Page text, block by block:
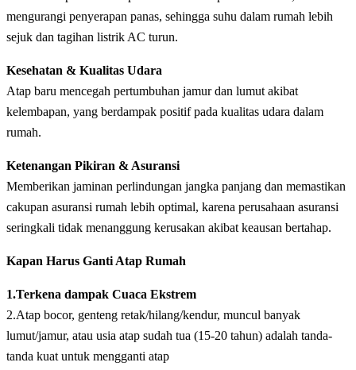
mengurangi penyerapan panas, sehingga suhu dalam rumah lebih
sejuk dan tagihan listrik AC turun.
Kesehatan & Kualitas Udara
Atap baru mencegah pertumbuhan jamur dan lumut akibat
kelembapan, yang berdampak positif pada kualitas udara dalam
rumah.
Ketenangan Pikiran & Asuransi
Memberikan jaminan perlindungan jangka panjang dan memastikan
cakupan asuransi rumah lebih optimal, karena perusahaan asuransi
seringkali tidak menanggung kerusakan akibat keausan bertahap.
Kapan Harus Ganti Atap Rumah
1.Terkena dampak Cuaca Ekstrem
2.Atap bocor, genteng retak/hilang/kendur, muncul banyak
lumut/jamur, atau usia atap sudah tua (15-20 tahun) adalah tanda-
tanda kuat untuk mengganti atap